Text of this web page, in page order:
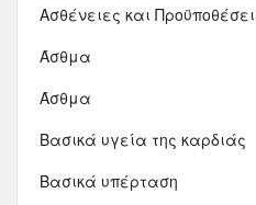
Ασθένειες και
Άσθμα
Άσθμα
Βασικά υγεία της καρδιάς
Βασικά υπέρταση